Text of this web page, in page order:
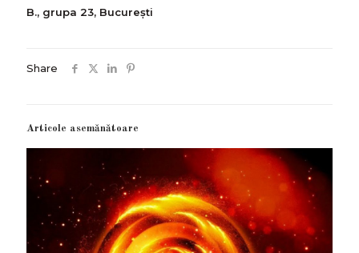
B., grupa 23, București
Share
Articole asemănătoare